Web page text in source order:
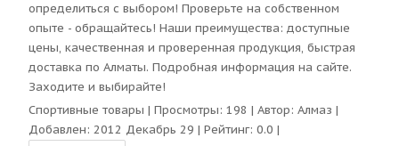
определиться с выбором! Проверьте на собственном
опыте - обращайтесь! Наши преимущества: доступные
цены, качественная и проверенная продукция, быстрая
доставка по Алматы. Подробная информация на сайте.
Заходите и выбирайте!
Спортивные товары | Просмотры: 198 | Автор: Алмаз |
Добавлен: 2012 Декабрь 29 | Рейтинг: 0.0 |